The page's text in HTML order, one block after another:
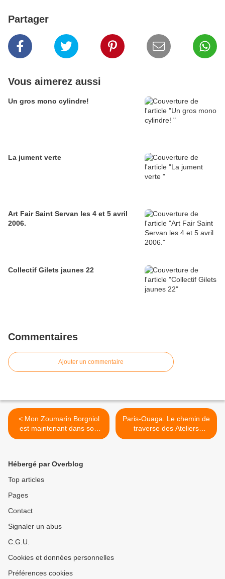
Partager
Vous aimerez aussi
Un gros mono cylindre!
La jument verte
Art Fair Saint Servan les 4 et 5 avril
2006.
Collectif Gilets jaunes 22
Commentaires
Ajouter un commentaire
< Mon Zoumarin Borgniol
est maintenant dans son
port d'attache!
Paris-Ouaga. Le chemin de
traverse des Ateliers
Borgniol vers Solidarité
Hébergé par Overblog
Top articles
Pages
Contact
Signaler un abus
C.G.U.
Cookies et données personnelles
Préférences cookies